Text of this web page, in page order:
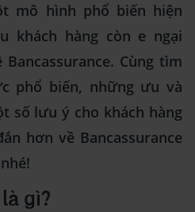
mô hình phổ biến hiện
khách hàng còn e ngại
Cùng tìm
phổ biến, những ưu và
số lưu ý cho khách hàng
hơn về Bancassurance
gì?